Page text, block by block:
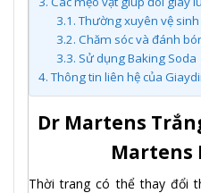
3.1.Thường xuyên vệ
3.2. Chăm sóc và đánh
3.3. Sử dụng Baking Soda
4.Thông tin liên hệ của
Dr Martens
Martens
Thời trang có thể thay đổi